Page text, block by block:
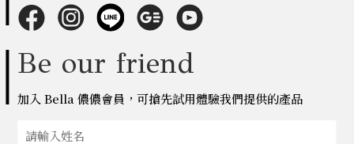
Be our friend
加入 Bella 儂儂會員，可搶先試用體驗我們提供的產品